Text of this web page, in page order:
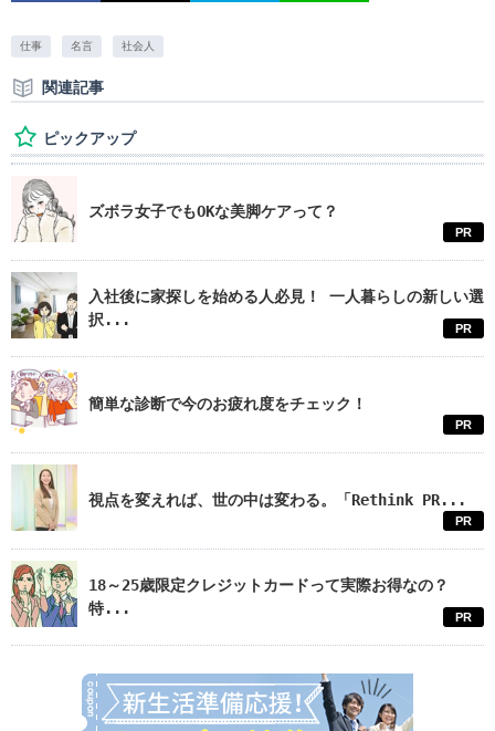
仕事 名言 社会人
関連記事
ピックアップ
ズボラ女子でもOKな美脚ケアって？
PR
入社後に家探しを始める人必見！ 一人暮らしの新しい選
択...
PR
簡単な診断で今のお疲れ度をチェック！
PR
視点を変えれば、世の中は変わる。「Rethink PR...
PR
18～25歳限定クレジットカードって実際お得なの？
特...
PR